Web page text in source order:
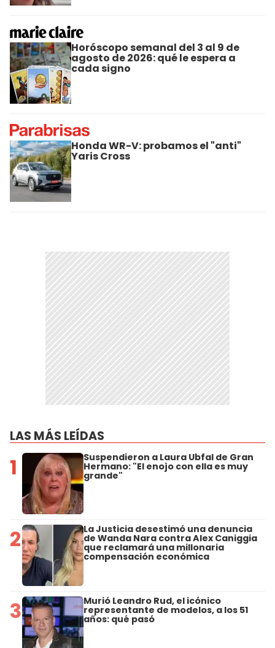
Horóscopo semanal del 3 al 9 de
agosto de 2026: qué le espera a
cada signo
Honda WR-V: probamos el "anti"
Yaris Cross
LAS MÁS LEÍDAS
1 Suspendieron a Laura Ubfal de Gran
Hermano: "El enojo con ella es muy
grande"
2 La Justicia desestimó una denuncia
de Wanda Nara contra Alex Caniggia
que reclamará una millonaria
compensación económica
3 Murió Leandro Rud, el icónico
representante de modelos, a los 51
años: qué pasó